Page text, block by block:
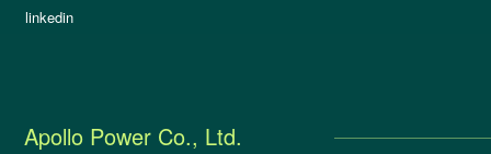
Apollo Power Co., Ltd.
linkedin